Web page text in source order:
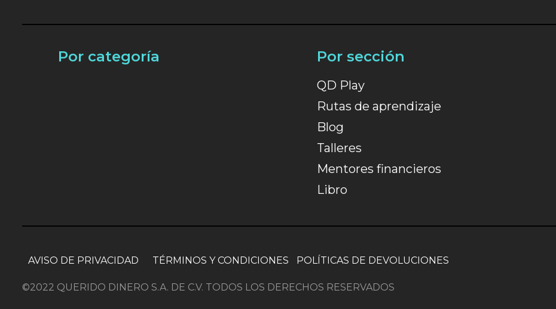
Por categoría Por sección
QD Play
Rutas de aprendizaje
Blog
Talleres
Mentores financieros
Libro
AVISO DE PRIVACIDAD TÉRMINOS Y CONDICIONES POLÍTICAS DE DEVOLUCIONES
©2022 QUERIDO DINERO S.A. DE C.V. TODOS LOS DERECHOS RESERVADOS